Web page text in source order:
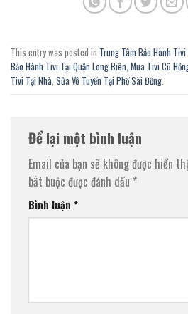
This entry was posted in Trung Tâm Bảo Hành
Bảo Hành Tivi Tại Quận Long Biên, Mua Tivi Cũ
Tivi Tại Nhà, Sửa Vô Tuyến Tại Phố Sài Đồng.
Để lại một bình luận
Email của bạn sẽ không được hiển
bắt buộc được đánh dấu *
Bình luận *